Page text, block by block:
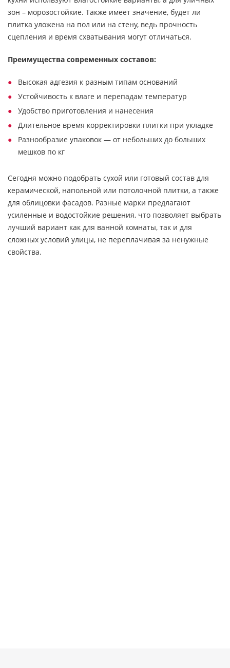
зон – морозостойкие. Также имеет значение, будет ли
плитка уложена на пол или на стену, ведь прочность
сцепления и время схватывания могут отличаться.
Преимущества современных составов:
Высокая адгезия к разным типам оснований
Устойчивость к влаге и перепадам температур
Удобство приготовления и нанесения
Длительное время корректировки плитки при укладке
Разнообразие упаковок — от небольших до больших
мешков по кг
Сегодня можно подобрать сухой или готовый состав для
керамической, напольной или потолочной плитки, а также
для облицовки фасадов. Разные марки предлагают
усиленные и водостойкие решения, что позволяет выбрать
лучший вариант как для ванной комнаты, так и для
сложных условий улицы, не переплачивая за ненужные
свойства.